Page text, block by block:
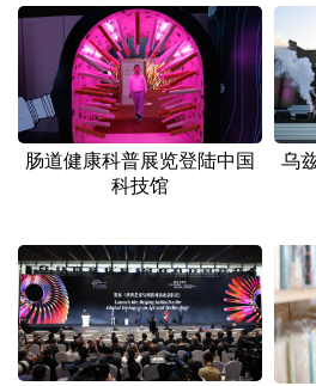
浙江 安徽
山东 河南
广东 广西
四川 贵州
新疆 内蒙古
多语种频道
肠道健康科普展览登陆中国
科技馆
乌